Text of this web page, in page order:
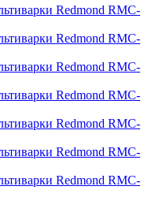
Redmond RMC-
Redmond RMC-
Redmond RMC-
Redmond RMC-
Redmond RMC-
Redmond RMC-
Redmond RMC-